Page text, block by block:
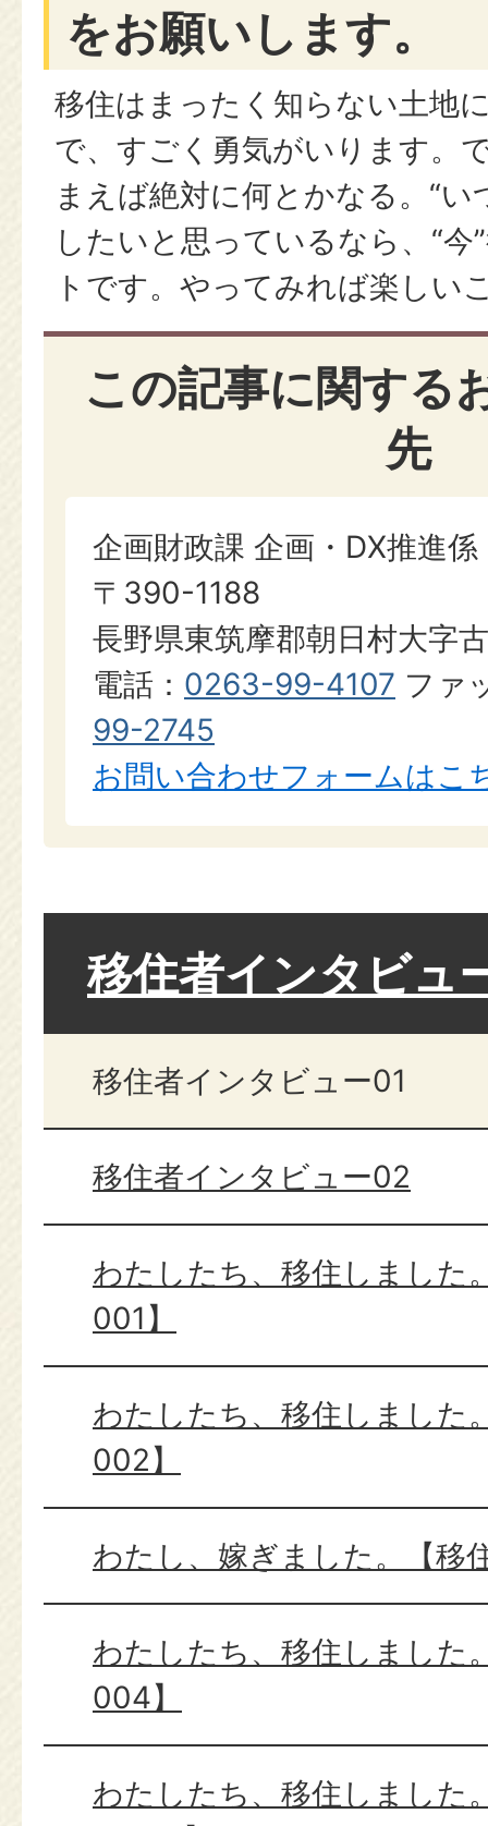
をお願いします。
移住はまったく知らない土地
で、すごく勇気がいります。
まえば絶対に何とかなる。“い
したいと思っているなら、“今
トです。やってみれば楽しい
この記事に関する
先
企画財政課 企画・DX推進
〒390-1188
長野県東筑摩郡朝日村大字
電話： 0263-99-4107 ファ
99-2745
お問い合わせフォームはこ
移住者インタビュ
移住者インタビュー01
移住者インタビュー02
わたしたち、移住しました
001】
わたしたち、移住しました
002】
わたし、嫁ぎました。【移
わたしたち、移住しました
004】
わたしたち、移住しました